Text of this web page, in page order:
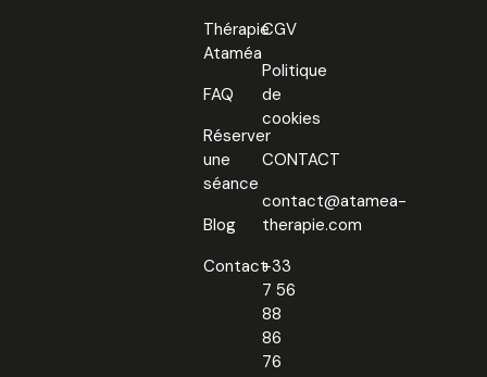
Thérapie
Ataméa
FAQ
Réserver
une
séance
Blog
Contact
CGV
Politique
de
cookies
CONTACT
contact@atamea-
therapie.com
+33
7 56
88
86
76